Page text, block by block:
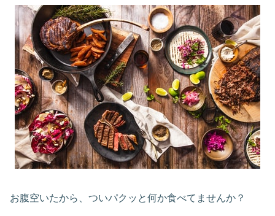
お腹空いたから、ついパクッと何か食べてませんか？